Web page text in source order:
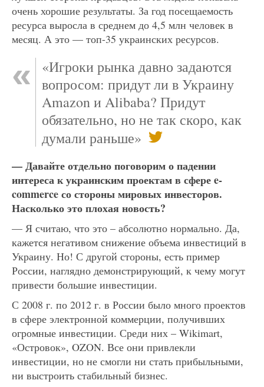
очень хорошие результаты. За год посещаемость
ресурса выросла в среднем до 4,5 млн человек в
месяц. А это — топ-35 украинских ресурсов.
«Игроки рынка давно задаются
вопросом: придут ли в Украину
Amazon и Alibaba? Придут
обязательно, но не так скоро, как
думали раньше» tweet
— Давайте отдельно поговорим о падении
интереса к украинским проектам в сфере e-
commerce со стороны мировых инвесторов.
Насколько это плохая новость?
— Я считаю, что это – абсолютно нормально. Да,
кажется негативом снижение объема инвестиций в
Украину. Но! С другой стороны, есть пример
России, наглядно демонстрирующий, к чему могут
привести большие инвестиции.
С 2008 г. по 2012 г. в России было много проектов
в сфере электронной коммерции, получивших
огромные инвестиции. Среди них – Wikimart,
«Островок», OZON. Все они привлекли
инвестиции, но не смогли ни стать прибыльными,
ни выстроить стабильный бизнес.